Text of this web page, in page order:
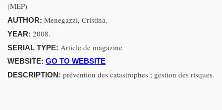
(MEP)
AUTHOR: Menegazzi, Cristina.
YEAR: 2008.
SERIAL TYPE: Article de magazine
WEBSITE: GO TO WEBSITE
DESCRIPTION: prévention des catastrophes ; gestion des risques.